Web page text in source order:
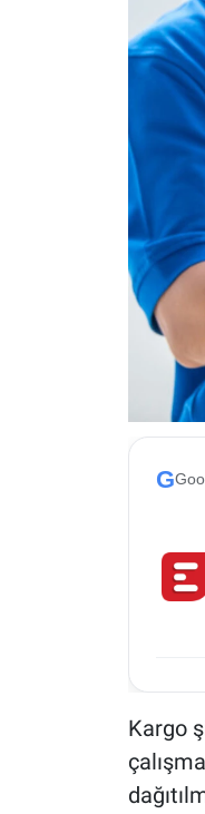
G
Kargo
ESKİŞEHİR
Eskişehir
Eskişehir Hava
Eskişehir
Eskişehir